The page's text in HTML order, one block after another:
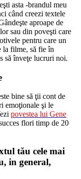
asta -brandul meu
când creezi textele
aproape de
sau din poveşti care
pentru care un
la filme, să fie în
să înveţe lucruri noi.
bine să ţii cont de
emoţionale şi le
povestea lui Gene
flori timp de 20
tău cele mai
in general,